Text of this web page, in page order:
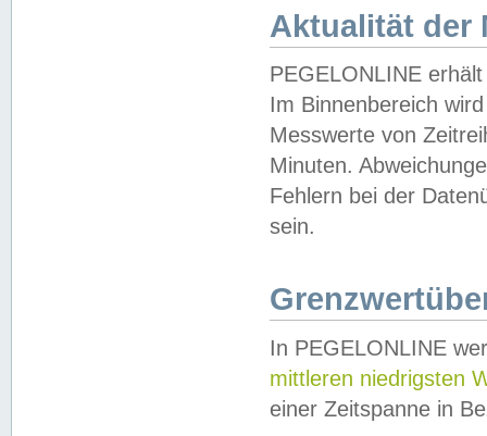
Aktualität der
PEGELONLINE
Im Binnenbereich
Messwerte von
Minuten.
Fehlern bei der
sein.
In PEGELONLINE
mittleren niedrigsten
einer Zeitspanne in